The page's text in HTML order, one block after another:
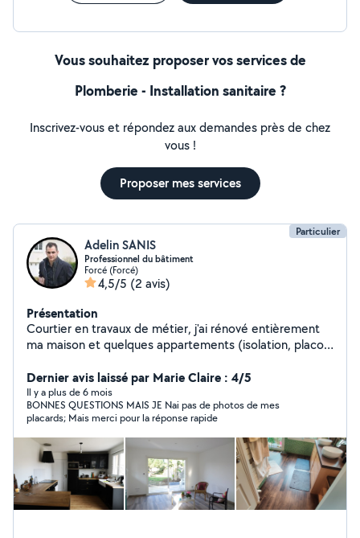
Vous souhaitez proposer vos services de
Plomberie - Installation sanitaire ?
Inscrivez-vous et répondez aux demandes près de chez
vous !
Proposer mes services
Particulier
Adelin SANIS
Professionnel du bâtiment
Forcé (Forcé)
4,5/5 (2 avis)
Présentation
Courtier en travaux de métier, j'ai rénové entièrement
ma maison et quelques appartements (isolation, placo,
de bain, cuisine, etc.). J'aime les travaux quels qu'ils
soient et je suis ravi de proposer mes services et de
réaliser ce qui est désiré comme si c'était pour moi. Au
plaisir de vous rencontrer.
Dernier avis laissé par Marie Claire : 4/5
Il y a plus de 6 mois
BONNES QUESTIONS MAIS JE Nai pas de photos de mes
placards; Mais merci pour la réponse rapide